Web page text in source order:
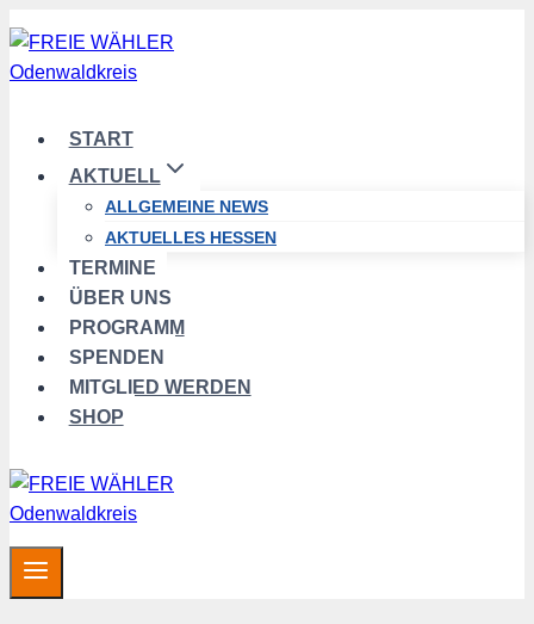
Zum
Inhalt
springen
START
AKTUELL
ALLGEMEINE NEWS
AKTUELLES HESSEN
TERMINE
ÜBER UNS
PROGRAMM
SPENDEN
MITGLIED WERDEN
SHOP